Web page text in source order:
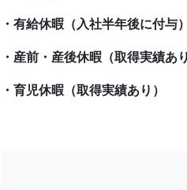
・有給休暇（入社半年後に付与）
・産前・産後休暇（取得実績あり
・育児休暇（取得実績あり）